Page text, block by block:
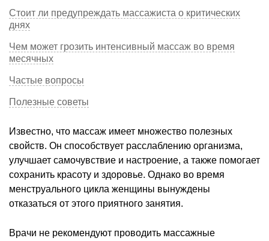
Стоит ли предупреждать массажиста о критических
днях
Чем может грозить интенсивный массаж во время
месячных
Частые вопросы
Полезные советы
Известно, что массаж имеет множество полезных
свойств. Он способствует расслаблению организма,
улучшает самочувствие и настроение, а также помогает
сохранить красоту и здоровье. Однако во время
менструального цикла женщины вынуждены
отказаться от этого приятного занятия.
Врачи не рекомендуют проводить массажные